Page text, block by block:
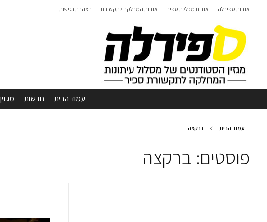
אודות ספירלה אודות מכללת ספיר אודות המחלקה לתקשורת הצהרת נגישות
עמוד הבית חדשות מגזין
עמוד הבית ברקצה
פוסטים: ברקצה